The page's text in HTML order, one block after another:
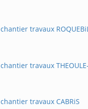
travaux
travaux
travaux CABRiS